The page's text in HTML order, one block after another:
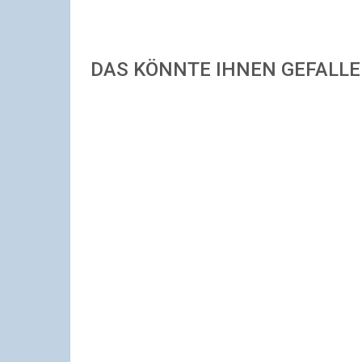
DAS KÖNNTE IHNEN